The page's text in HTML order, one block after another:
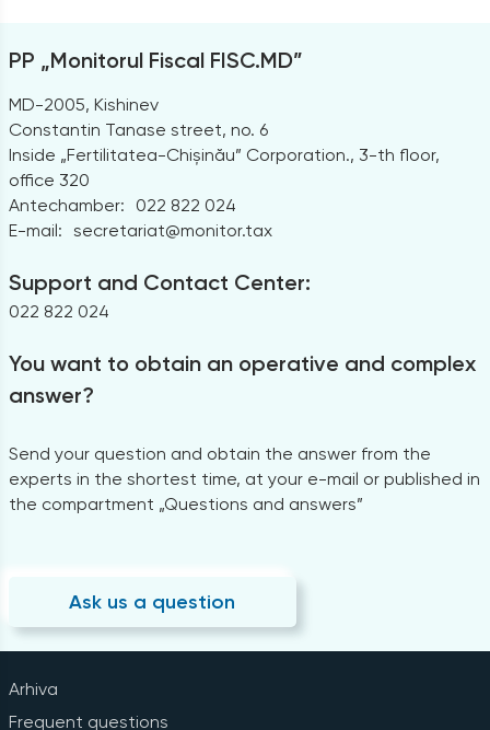
PP „Monitorul Fiscal FISC.MD”
MD-2005, Kishinev
Constantin Tanase street, no. 6
Inside „Fertilitatea-Chișinău” Corporation., 3-th floor,
office 320
Antechamber:
022 822 024
E-mail: secretariat@monitor.tax
Support and Contact Center:
022 822 024
You want to obtain an operative and complex
answer?
Send your question and obtain the answer from the
experts in the shortest time, at your e-mail or published in
the compartment „Questions and answers”
Ask us a question
Arhiva
Frequent questions